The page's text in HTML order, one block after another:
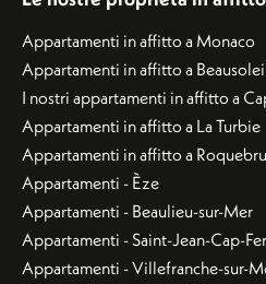
Appartamenti in affitto a Monaco
Appartamenti in affitto a
I nostri appartamenti in affitto a
Appartamenti in affitto a La Turbie
Appartamenti in affitto a
Appartamenti - Èze
Appartamenti - Beaulieu-sur-Mer
Appartamenti - Saint-Jean-Cap-
Appartamenti - Villefranche-sur-